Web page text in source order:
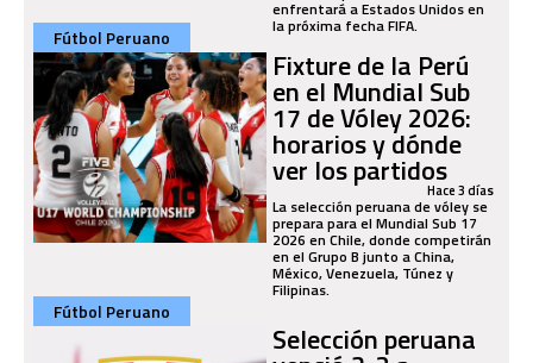
enfrentará a Estados Unidos en
la próxima fecha FIFA.
Fútbol Peruano
Fixture de la Perú
en el Mundial Sub
17 de Vóley 2026:
horarios y dónde
ver los partidosHace 3 días
La selección peruana de vóley se
prepara para el Mundial Sub 17
2026 en Chile, donde competirán
en el Grupo B junto a China,
México, Venezuela, Túnez y
Filipinas.
Fútbol Peruano
Selección peruana